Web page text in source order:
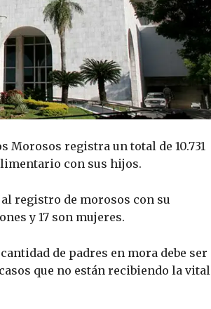
Morosos registra un total de 10.731
con sus hijos.
al registro de morosos con su
y 17 son mujeres.
de padres en mora debe ser
que no están recibiendo la vital